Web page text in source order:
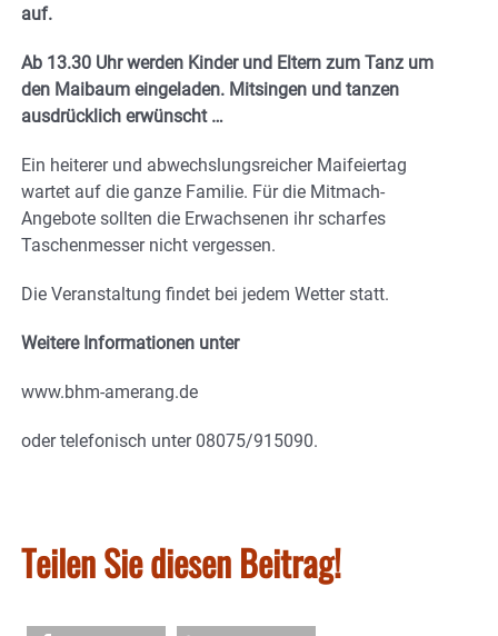
auf.
Ab 13.30 Uhr werden Kinder und Eltern zum Tanz um
den Maibaum eingeladen. Mitsingen und tanzen
ausdrücklich erwünscht …
Ein heiterer und abwechslungsreicher Maifeiertag
wartet auf die ganze Familie. Für die Mitmach-
Angebote sollten die Erwachsenen ihr scharfes
Taschenmesser nicht vergessen.
Die Veranstaltung findet bei jedem Wetter statt.
Weitere Informationen unter
www.bhm-amerang.de
oder telefonisch unter 08075/915090.
Teilen Sie diesen Beitrag!